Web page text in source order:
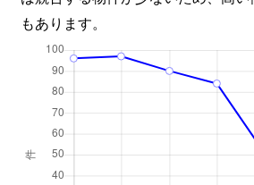
もあります。